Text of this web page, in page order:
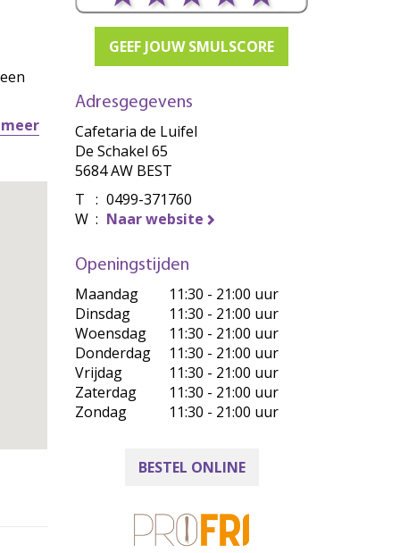
GEEF JOUW SMULSCORE
Adresgegevens
Cafetaria de Luifel
De Schakel 65
5684 AW BEST
T : 0499-371760
W : Naar website
Openingstijden
Maandag
11:30 - 21:00 uur
Dinsdag
11:30 - 21:00 uur
Woensdag
11:30 - 21:00 uur
Donderdag
11:30 - 21:00 uur
Vrijdag
11:30 - 21:00 uur
Zaterdag
11:30 - 21:00 uur
Zondag
11:30 - 21:00 uur
BESTEL ONLINE